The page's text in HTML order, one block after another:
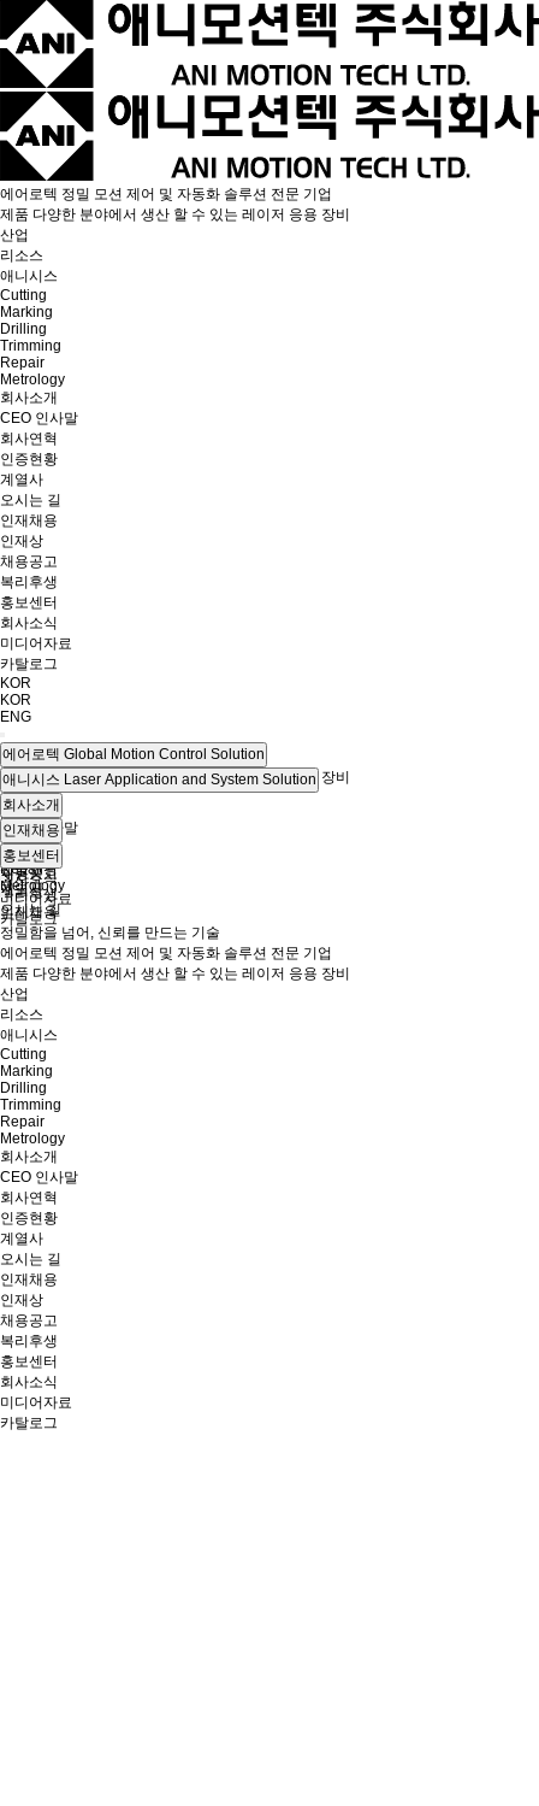
에어로텍 정밀 모션 제어 및 자동화 솔루션 전문 기업
제품 다양한 분야에서 생산 할 수 있는 레이저 응용 장비
산업
리소스
애니시스
Cutting
Marking
Drilling
Trimming
Repair
Metrology
회사소개
CEO 인사말
회사연혁
인증현황
계열사
오시는 길
인재채용
인재상
채용공고
복리후생
홍보센터
회사소식
미디어자료
카탈로그
KOR
KOR
ENG
에어로텍 Global Motion Control Solution
제품다양한 분야에서 생산 할 수 있는 레이저 응용 장비
산업
리소스
애니시스 Laser Application and System Solution
Cutting
Marking
Drilling
Trimming
Repair
Metrology
회사소개
CEO 인사말
회사연혁
인증현황
계열사
오시는 길
인재채용
인재상
채용공고
복리후생
홍보센터
회사소식
미디어자료
카탈로그
인재채용
정밀함을 넘어, 신뢰를 만드는 기술
에어로텍 정밀 모션 제어 및 자동화 솔루션 전문 기업
제품 다양한 분야에서 생산 할 수 있는 레이저 응용 장비
산업
리소스
애니시스
Cutting
Marking
Drilling
Trimming
Repair
Metrology
회사소개
CEO 인사말
회사연혁
인증현황
계열사
오시는 길
인재채용
인재상
채용공고
복리후생
홍보센터
회사소식
미디어자료
카탈로그